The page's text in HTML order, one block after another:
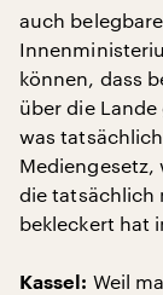
auch
können, dass
über die
was
Mediengesetz,
die tatsächlich
bekleckert hat
Kassel: Weil